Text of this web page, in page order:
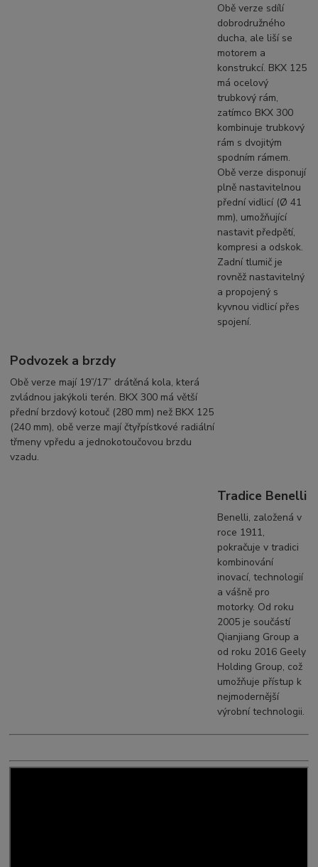
Obě verze sdílí
dobrodružného
ducha, ale liší se
motorem a
konstrukcí. BKX 125
má ocelový
trubkový rám,
zatímco BKX 300
kombinuje trubkový
rám s dvojitým
spodním rámem.
Obě verze disponují
plně nastavitelnou
přední vidlicí (Ø 41
mm), umožňující
nastavit předpětí,
kompresi a odskok.
Zadní tlumič je
rovněž nastavitelný
a propojený s
kyvnou vidlicí přes
spojení.
Podvozek a brzdy
Obě verze mají 19”/17” drátěná kola, která
zvládnou jakýkoli terén. BKX 300 má větší
přední brzdový kotouč (280 mm) než BKX 125
(240 mm), obě verze mají čtyřpístkové radiální
třmeny vpředu a jednokotoučovou brzdu
vzadu.
Tradice Benelli
Benelli, založená v
roce 1911,
pokračuje v tradici
kombinování
inovací, technologií
a vášně pro
motorky. Od roku
2005 je součástí
Qianjiang Group a
od roku 2016 Geely
Holding Group, což
umožňuje přístup k
nejmodernější
výrobní technologii.